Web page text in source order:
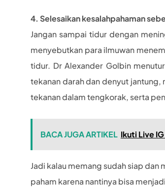
4. Selesaikan kesalahpahaman
Jangan sampai tidur dengan
menyebutkan para ilmuwan
tidur. Dr Alexander Golbin
tekanan darah dan denyut
tekanan dalam tengkorak, serta
BACA JUGA ARTIKEL Ikuti Live
Jadi kalau memang sudah siap
paham karena nantinya bisa